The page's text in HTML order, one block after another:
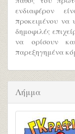
ενδιαφέρον
προκειμένου να
δημοφιλές
να ορίσουν
παρεξηγημένα
Λήμμα